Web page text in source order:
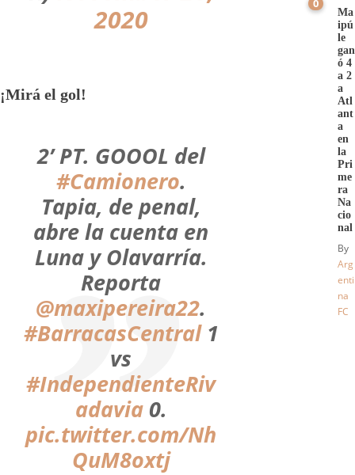
2020
¡Mirá el gol!
2’ PT. GOOOL del
#Camionero.
Tapia, de penal,
abre la cuenta en
Luna y Olavarría.
Reporta
@maxipereira22.
#BarracasCentral1
vs
#IndependienteRiv
adavia0.
pic.twitter.com/Nh
QuM8oxtj
0
Ma
ipú
le
gan
ó 4
a 2
a
Atl
ant
a
en
la
Pri
me
ra
Na
cio
nal
By
Arg
enti
na
FC